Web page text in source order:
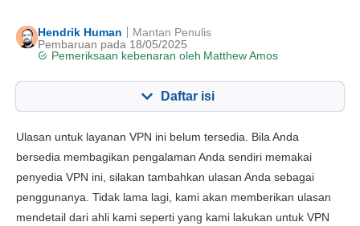
Hendrik Human
Pembaruan pada 18/05/2025
Pemeriksaan kebenaran oleh Matthew Amos
Mantan Penulis
Daftar isi
fitur utama 7.0
Instalasi dan App 6.8
Ulasan untuk layanan VPN ini belum tersedia. Bila Anda
bersedia membagikan pengalaman Anda sendiri memakai
penyedia VPN ini, silakan tambahkan ulasan Anda sebagai
penggunanya. Tidak lama lagi, kami akan memberikan ulasan
mendetail dari ahli kami seperti yang kami lakukan untuk VPN